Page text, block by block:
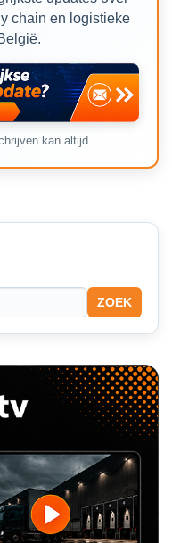
chain en logistieke
kan altijd.
ZOEK